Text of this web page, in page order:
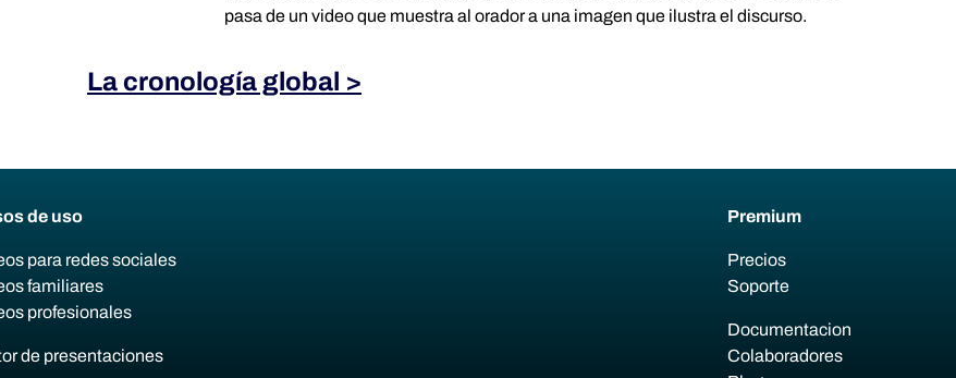
pasa de un video que muestra al orador a una imagen que ilustra el discurso.
La cronología global >
de uso
para redes sociales
familiares
profesionales
de presentaciones
Premium
Precios
Soporte
Documentacion
Colaboradores